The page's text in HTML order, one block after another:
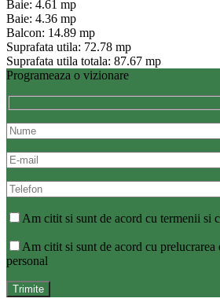
Baie: 4.61 mp
Baie: 4.36 mp
Balcon: 14.89 mp
Suprafata utila: 72.78 mp
Suprafata utila totala: 87.67 mp
Programeaza o vizionare
Am citit si sunt de acord cu termenii si
Am citit si sunt de acord cu prelucrarea
personal